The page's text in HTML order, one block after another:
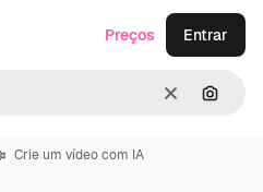
Limpar
Preços Entrar
Crie um vídeo com IA